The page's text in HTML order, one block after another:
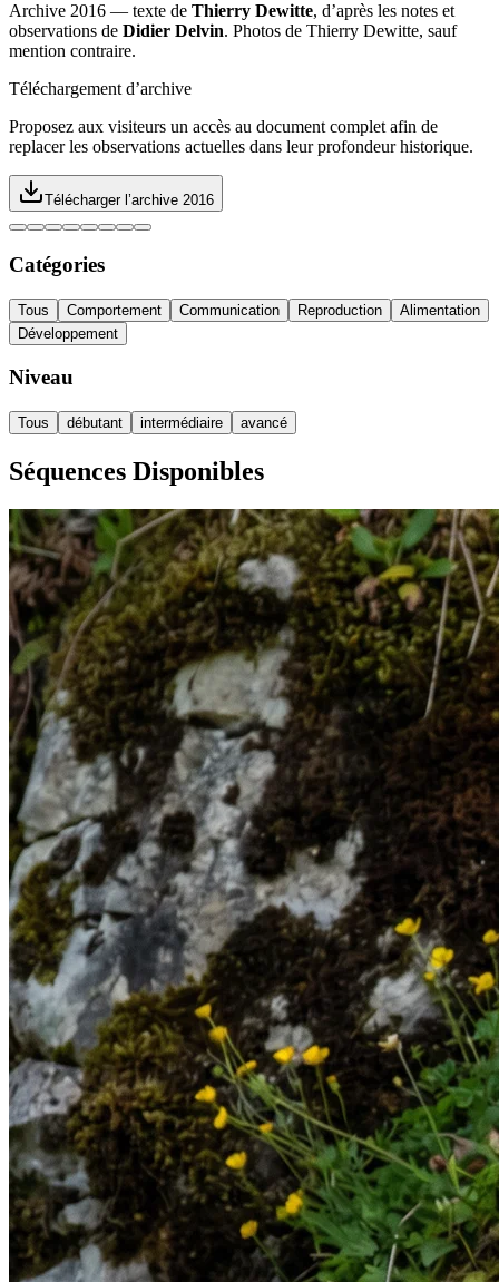
Archive 2016 — texte de Thierry Dewitte, d’après les notes et
observations de Didier Delvin. Photos de Thierry Dewitte, sauf
mention contraire.
Téléchargement d’archive
Proposez aux visiteurs un accès au document complet afin de
replacer les observations actuelles dans leur profondeur historique.
Télécharger l’archive 2016
Catégories
Tous Comportement Communication Reproduction
Alimentation
Développement
Niveau
Tous débutant intermédiaire avancé
Séquences Disponibles